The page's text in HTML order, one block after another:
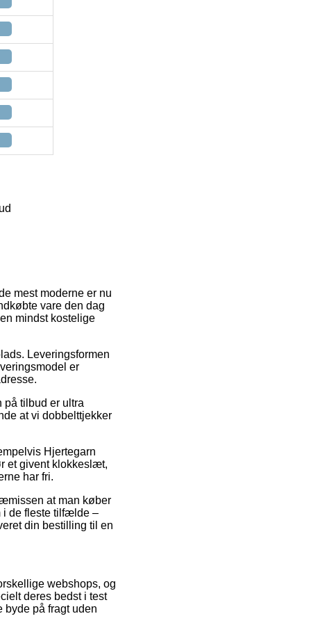
mest moderne er nu
vare den dag
mindst kostelige
Leveringsformen
er
på tilbud er ultra
at vi dobbelttjekker
Hjertegarn
et givent klokkeslæt,
har fri.
at man køber
i de fleste tilfælde –
din bestilling til en
webshops, og
deres bedst i test
byde på fragt uden